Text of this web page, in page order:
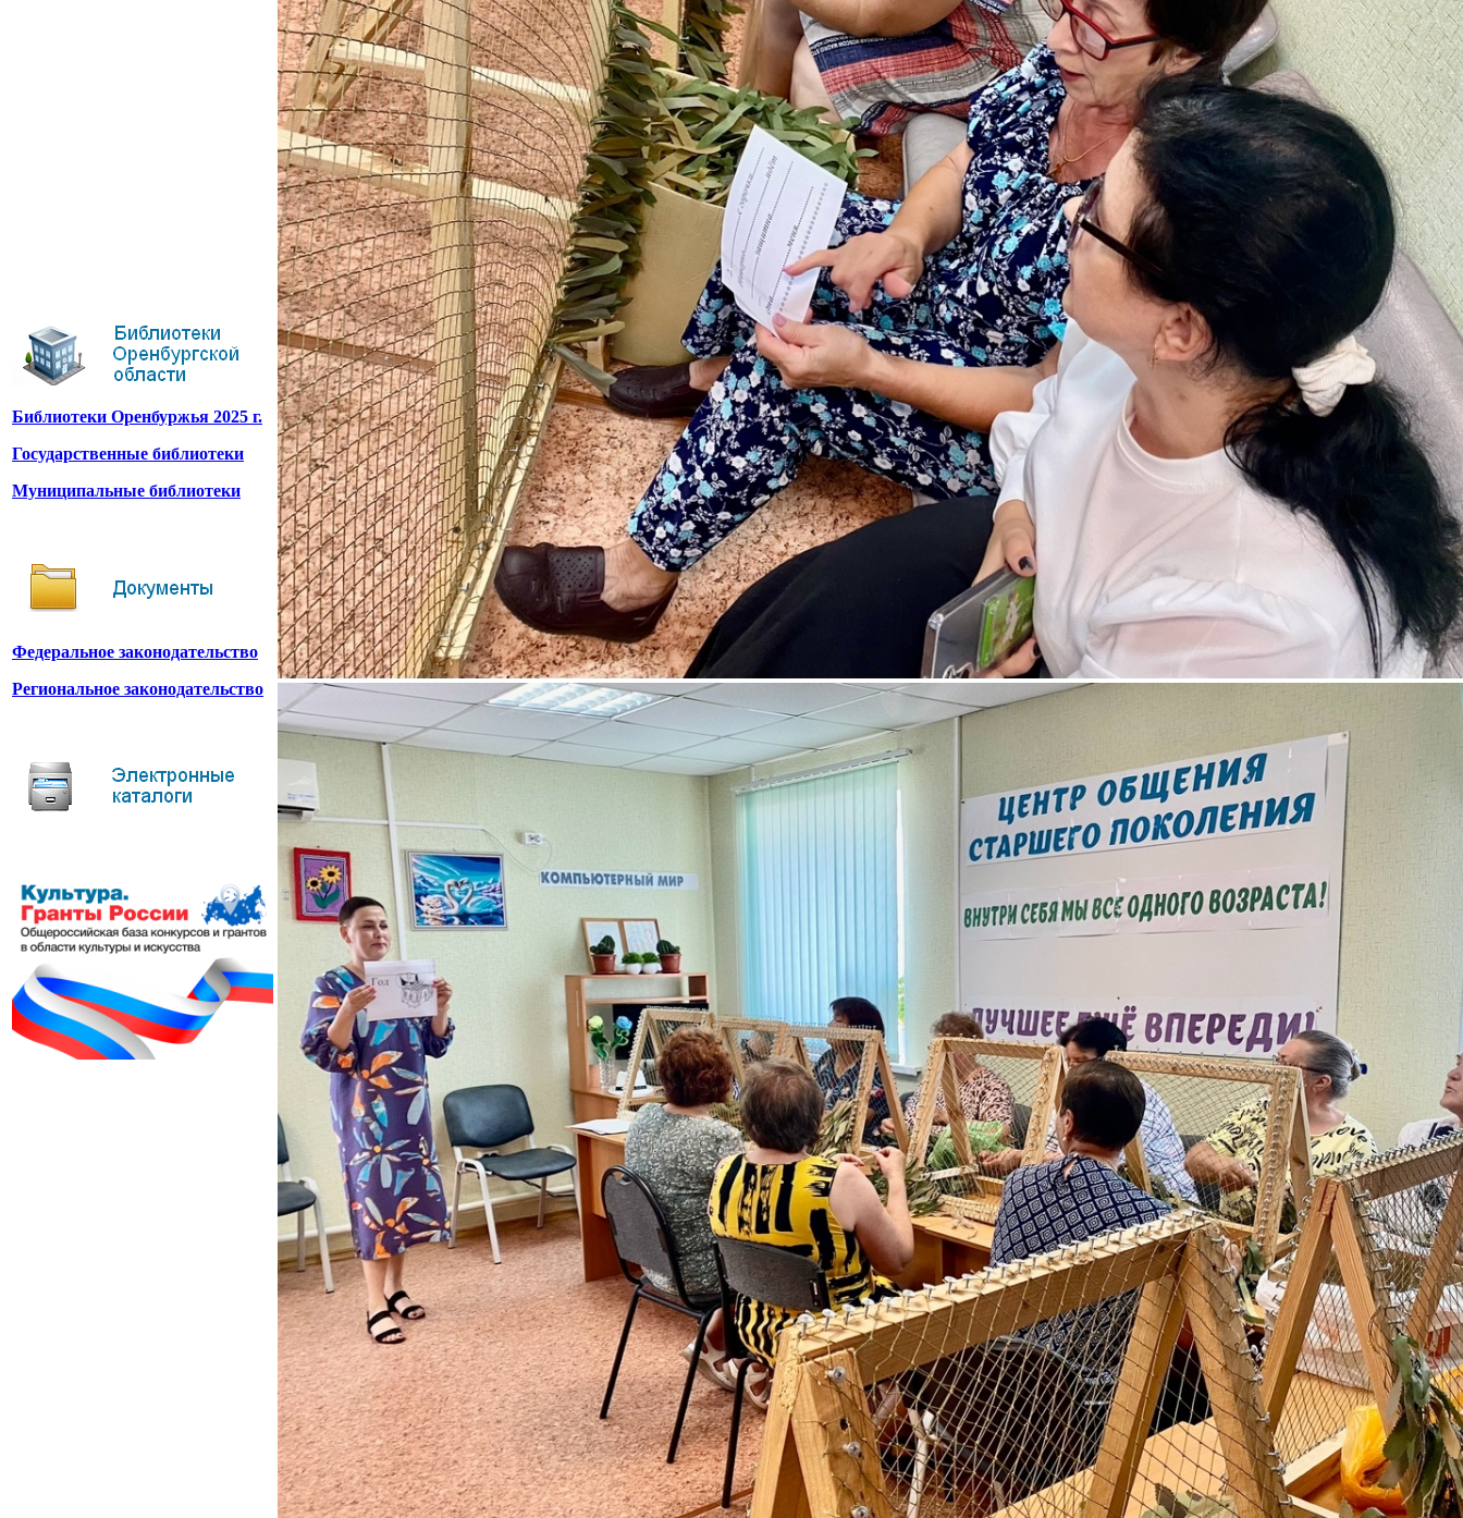
Библиотеки Оренбуржья 2025 г.
Государственные библиотеки
Муниципальные библиотеки
Федеральное законодательство
Региональное законодательство